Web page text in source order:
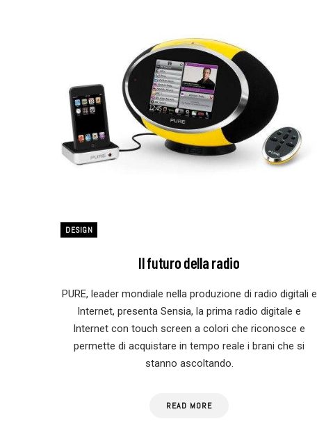
DESIGN
Il futuro della radio
PURE, leader mondiale nella produzione di radio digitali e
Internet, presenta Sensia, la prima radio digitale e
Internet con touch screen a colori che riconosce e
permette di acquistare in tempo reale i brani che si
stanno ascoltando.
READ MORE